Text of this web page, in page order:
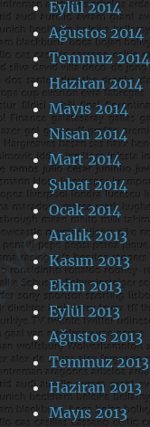
Eylül 2014
Ağustos 2014
Temmuz 2014
Haziran 2014
Mayıs 2014
Nisan 2014
Mart 2014
Şubat 2014
Ocak 2014
Aralık 2013
Kasım 2013
Ekim 2013
Eylül 2013
Ağustos 2013
Temmuz 2013
Haziran 2013
Mayıs 2013